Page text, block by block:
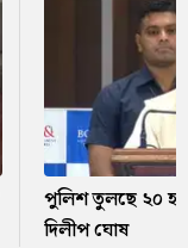
পুলিশ তুলছে ২০
দিলীপ ঘোষ